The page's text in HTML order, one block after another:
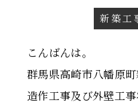
新築工
こんばんは。
群馬県高崎市八幡原
造作工事及び外壁工